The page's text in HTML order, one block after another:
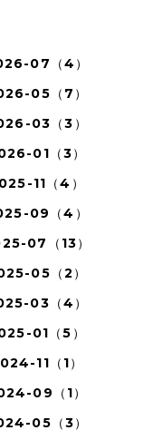
07（4）
05（7）
03（3）
01（3）
11（4）
09（4）
07（13）
05（2）
03（4）
01（5）
11（1）
09（1）
05（3）